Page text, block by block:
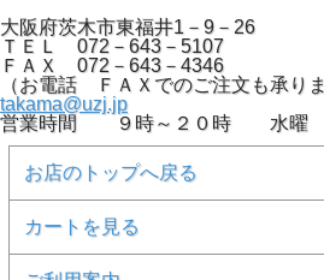
大阪府茨木市東福井1－9－26
ＴＥＬ 072－643－5107
ＦＡＸ 072－643－4346
（お電話 ＦＡＸでのご注文も承りま
takama@uzj.jp
営業時間 ９時～２０時 水曜
お店のトップへ戻る
カートを見る